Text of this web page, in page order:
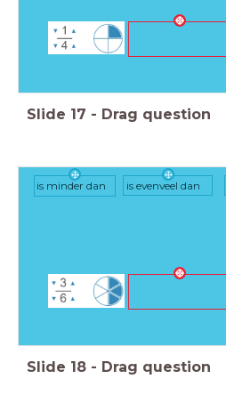
Slide 17 - Drag question
is minder dan is evenveel dan
Slide 18 - Drag question